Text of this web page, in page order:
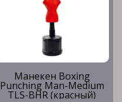
Манекен Boxing
Punching Man-Medium
TLS-BHR (красный)